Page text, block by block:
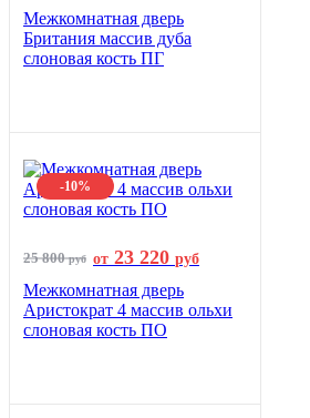
Межкомнатная дверь
Британия массив дуба
слоновая кость ПГ
-10%
25 800руб от 23 220 руб
Межкомнатная дверь
Аристократ 4 массив ольхи
слоновая кость ПО